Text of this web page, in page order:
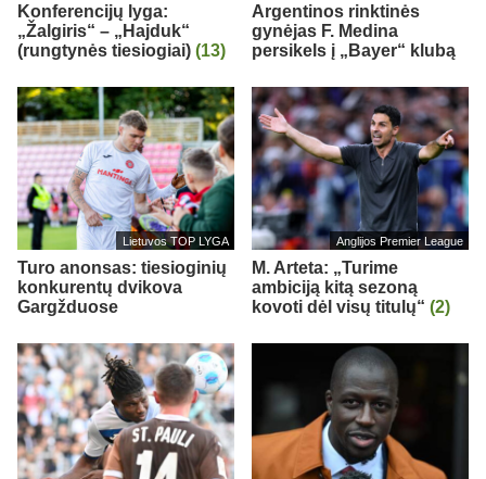
Konferencijų lyga:
„Žalgiris“ – „Hajduk“
(rungtynės tiesiogiai) (13)
Argentinos rinktinės
gynėjas F. Medina
persikels į „Bayer“ klubą
Lietuvos TOP LYGA
Turo anonsas: tiesioginių
konkurentų dvikova
Gargžduose
Anglijos Premier League
M. Arteta: „Turime
ambiciją kitą sezoną
kovoti dėl visų titulų“ (2)